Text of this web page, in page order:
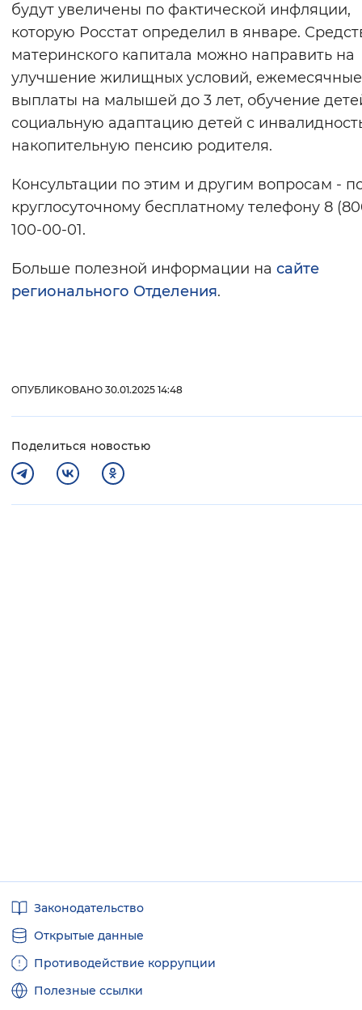
будут увеличены по фактической инфляции,
которую Росстат определил в январе.
материнского капитала можно направить на
улучшение жилищных условий, ежемесячные
выплаты на малышей до 3 лет, обучение
социальную адаптацию детей с
накопительную пенсию родителя.
Консультации по этим и другим вопросам -
круглосуточному бесплатному телефону 8
100-00-01.
Больше полезной информации на сайте
регионального Отделения.
ОПУБЛИКОВАНО 30.01.2025 14:48
Поделиться новостью
ссылкиЗаконодательство
Открытые данные
Противодействие коррупции
Полезные ссылки